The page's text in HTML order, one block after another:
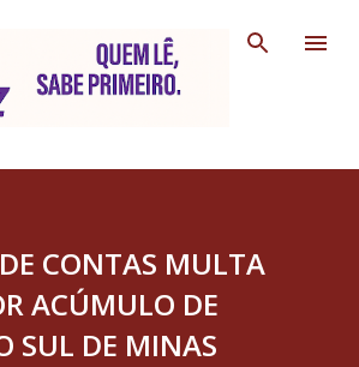
CONTAS MULTA
ACÚMULO DE
SUL DE MINAS